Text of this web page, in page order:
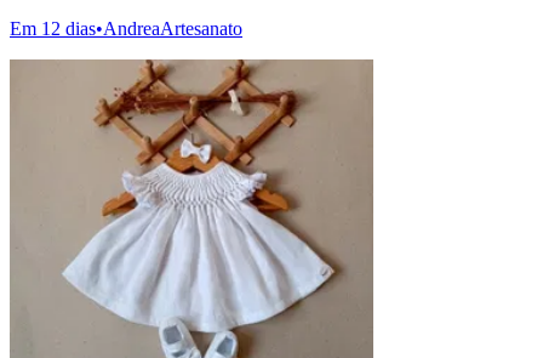
Em 12 dias•AndreaArtesanato